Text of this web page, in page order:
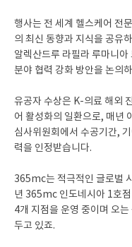
행사는 전 세계 헬스케어 전
의 최신 동향과 지식을 공유
알렉산드루 라필라 루마니아
분야 협력 강화 방안을 논의
유공자 수상은 K-의료 해외
어 활성화의 일환으로, 매년
심사위원회에서 수공기간,
력을 인정받습니다.
365mc는 적극적인 글로벌
년 365mc 인도네시아 1호
4개 지점을 운영 중이며 오
두고 있죠.